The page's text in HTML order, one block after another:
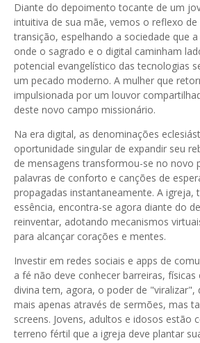
Diante do depoimento tocante de um
intuitiva de sua mãe, vemos o reflexo
transição, espelhando a sociedade que
onde o sagrado e o digital caminham
potencial evangelístico das tecnologias
um pecado moderno. A mulher que
impulsionada por um louvor
deste novo campo missionário.
Na era digital, as denominações
oportunidade singular de expandir seu
de mensagens transformou-se no novo
palavras de conforto e canções de
propagadas instantaneamente. A igreja,
essência, encontra-se agora diante do
reinventar, adotando mecanismos
para alcançar corações e mentes.
Investir em redes sociais e apps de
a fé não deve conhecer barreiras, físicas
divina tem, agora, o poder de "viralizar",
mais apenas através de sermões, mas
screens. Jovens, adultos e idosos estão
terreno fértil que a igreja deve plantar